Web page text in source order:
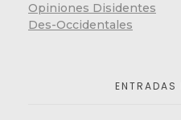
Opiniones Disidentes
Des-Occidentales
ENTRADAS